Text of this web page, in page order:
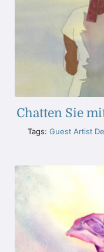
Chatten Sie
Tags: Guest Artist